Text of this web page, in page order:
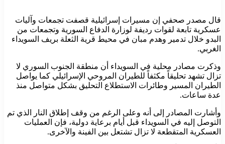
قال مصدر صحفي إن مسيرات إسرائيلية قصفت تجمعات وآليات
عسكرية تابعة لقوات رديفة لوزارة الدفاع السورية وتجمعات من
البدو خلال تدمير وهدم مبان في محيط قرية الثعلة بريف السويداء
الغربي.
وذكرت مصادر محلية في السويداء أن منطقة الجنوب السوري لا
تزال تشهد تحليقاً مكثفاً للطيران المروحي الإسرائيلي كما يواصل
الطيران المسير وطائرات الاستطلاع التحليق بشكل متواصل منذ
عدة ساعات.
وأشارت المصادر إلى أنه وعلى الرغم من وقف إطلاق النار الذي تم
التوصل إليه في السويداء قبل أيام برعاية دولية، فإن العمليات
العسكرية المتقطعة لا تزال تشتعل بين الفينة والآخرى.